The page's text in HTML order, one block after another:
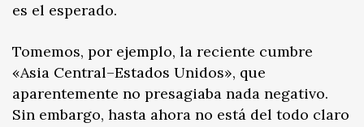
es el esperado.
Tomemos, por ejemplo, la reciente cumbre
«Asia Central–Estados Unidos», que
aparentemente no presagiaba nada negativo.
Sin embargo, hasta ahora no está del todo claro